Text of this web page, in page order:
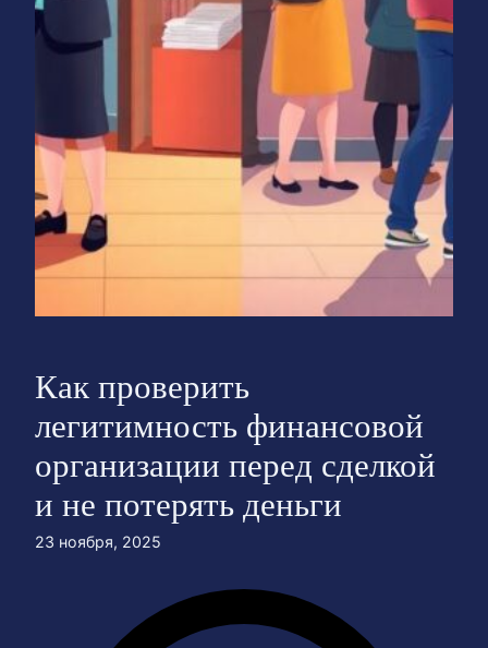
Как проверить
легитимность финансовой
организации перед сделкой
и не потерять деньги
23 ноября, 2025